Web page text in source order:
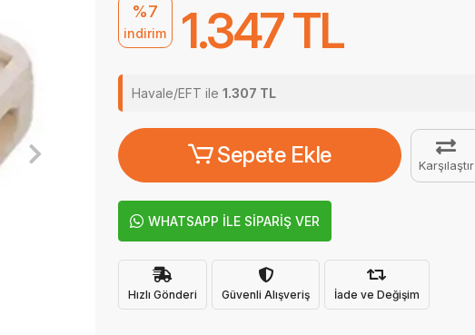
%7
indirim 1.347 TL
Havale/EFT ile 1.307 TL
Sepete Ekle Karşılaştır
WHATSAPP İLE SİPARİŞ VER
Hızlı Gönderi Güvenli Alışveriş İade ve Değişim